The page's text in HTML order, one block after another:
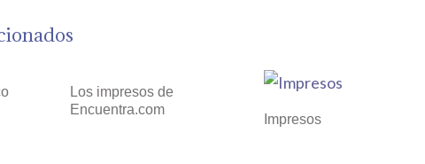
Los impresos de
Encuentra.com
Impresos